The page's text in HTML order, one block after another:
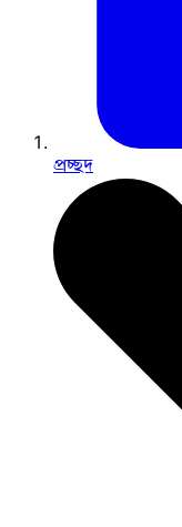
প্রচ্ছদ